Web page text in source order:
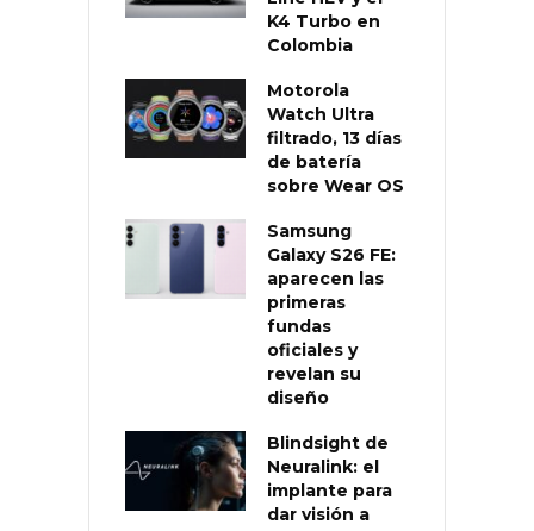
K4 Turbo en
Colombia
Motorola
Watch Ultra
filtrado, 13 días
de batería
sobre Wear OS
Samsung
Galaxy S26 FE:
aparecen las
primeras
fundas
oficiales y
revelan su
diseño
Blindsight de
Neuralink: el
implante para
dar visión a